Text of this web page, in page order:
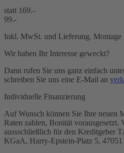
statt 169.-
99.-
Inkl. MwSt. und Lieferung. Montage
Wir haben Ihr Interesse geweckt?
Dann rufen Sie uns ganz einfach
schreiben Sie uns eine E-Mail an
Individuelle Finanzierung
Auf Wunsch können Sie Ihre neuen
Raten zahlen, Bonität vorausgesetzt.
aussschließlich für den
KGaA, Harry-Epstein-Platz 5,